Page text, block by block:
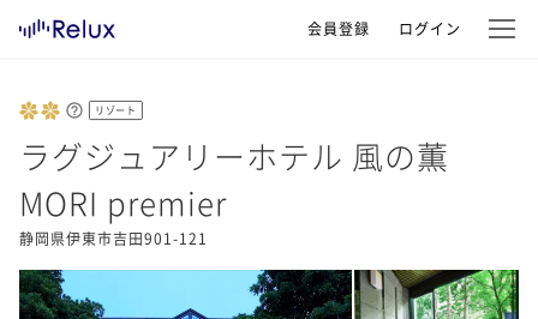
会員登録 ログイン
リゾート
ラグジュアリーホテル 風の薫
MORI premier
静岡県伊東市吉田901-121